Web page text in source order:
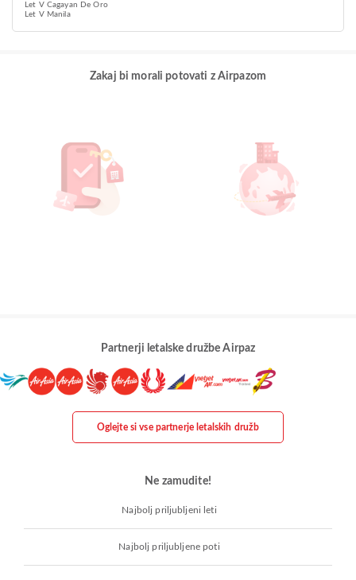
Let V Cagayan De Oro
Let V Manila
Zakaj bi morali potovati z Airpazom
Partnerji letalske družbe Airpaz
Oglejte si vse partnerje letalskih družb
Ne zamudite!
Najbolj priljubljeni leti
Najbolj priljubljene poti